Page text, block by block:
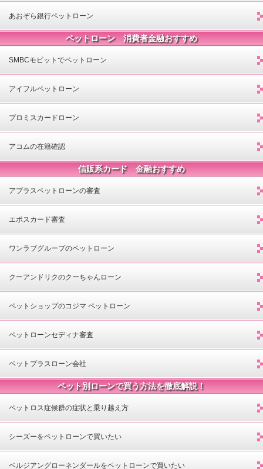
あおぞら銀行ペットローン
ペットローン 消費者金融おすすめ
SMBCモビットでペットローン
アイフルペットローン
プロミスカードローン
アコムの在籍確認
信販系カード 金融おすすめ
アプラスペットローンの審査
エポスカード審査
ワンラブグループのペットローン
クーアンドリクのクーちゃんローン
ペットショップのコジマ ペットローン
ペットローンセディナ審査
ペットプラスローン会社
ペット別ローンで買う方法を徹底解説！
ペットロス症候群の症状と乗り越え方
シーズーをペットローンで買いたい
ベルジアングローネンダールをペットローンで買いたい